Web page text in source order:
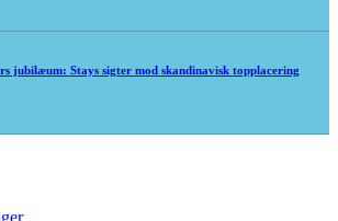
jubilæum: Stays sigter mod skandinavisk topplacering